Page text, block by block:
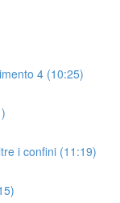
4 (10:25)
i confini (11:19)